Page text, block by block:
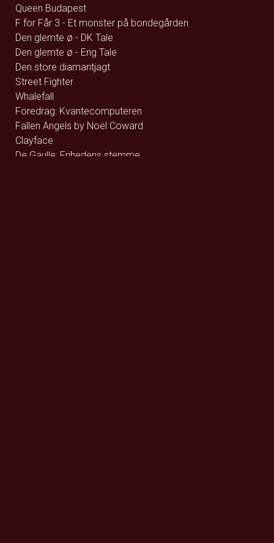
Queen Budapest
F for Får 3 - Et monster på bondegården
Den glemte ø - DK Tale
Den glemte ø - Eng Tale
Den store diamantjagt
Street Fighter
Whalefall
Foredrag: Kvantecomputeren
Fallen Angels by Noël Coward
Clayface
De Gaulle: Frihedens stemme